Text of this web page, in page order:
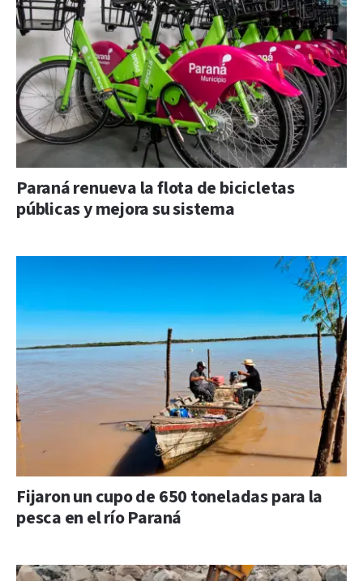
Paraná renueva la flota de bicicletas
públicas y mejora su sistema
Fijaron un cupo de 650 toneladas para la
pesca en el río Paraná